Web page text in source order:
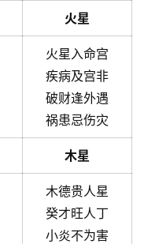
火星
火星入命宫
疾病及宫非
破财逢外遇
祸患忌伤灾
木星
木德贵人星
癸才旺人丁
小炎不为害